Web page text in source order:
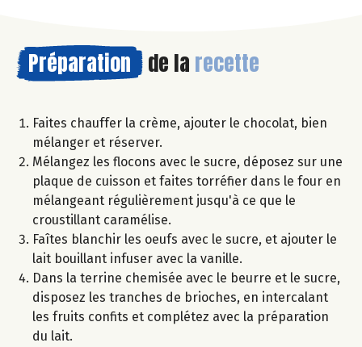
Préparation de la recette
Faites chauffer la crème, ajouter le chocolat, bien
mélanger et réserver.
Mélangez les flocons avec le sucre, déposez sur une
plaque de cuisson et faites torréfier dans le four en
mélangeant régulièrement jusqu'à ce que le
croustillant caramélise.
Faîtes blanchir les oeufs avec le sucre, et ajouter le
lait bouillant infuser avec la vanille.
Dans la terrine chemisée avec le beurre et le sucre,
disposez les tranches de brioches, en intercalant
les fruits confits et complétez avec la préparation
du lait.